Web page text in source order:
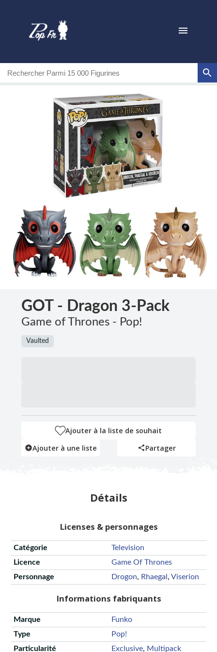
GOT - Dragon 3-Pack
Game of Thrones - Pop!
Vaulted
Ajouter à la liste de souhait
Ajouter à une liste
Partager
Détails
Licenses & personnages
Catégorie
Television
Licence
Game Of Thrones
Personnage
Drogon, Rhaegal , Viserion
Informations fabriquants
Marque
Funko
Type
Pop!
Particularité
Exclusive, Multipack